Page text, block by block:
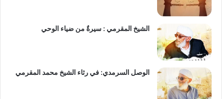
الشيخ المقرمي : سيرةٌ من ضياء الوحي
الوصل السرمدي: في رثاء الشيخ محمد المقرمي